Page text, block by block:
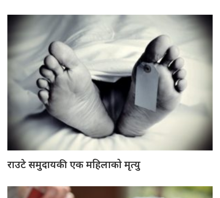
राउटे समुदायकी एक महिलाको मृत्यु